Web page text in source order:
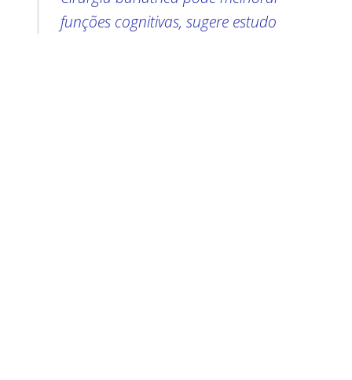
funções cognitivas, sugere estudo